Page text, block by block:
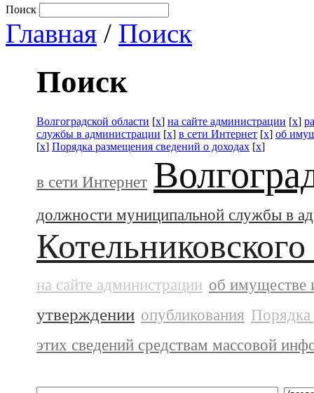
Поиск
Главная / Поиск
Поиск
Волгоградской области [x] на сайте администрации [x]
службы в администрации [x] в сети Интернет [x] об
[x] Порядка размещения сведений о доходах [x]
в сети Интернет
должности муниципальной службы в
на сайте администрации об имуществе
утверждении опубликования Порядка
этих сведений средствам массовой